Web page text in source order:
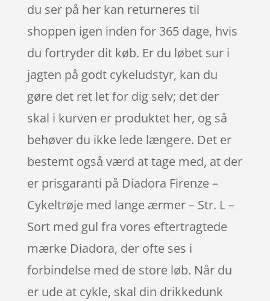
du ser på her kan returneres til
shoppen igen inden for 365 dage, hvis
du fortryder dit køb. Er du løbet sur i
jagten på godt cykeludstyr, kan du
gøre det ret let for dig selv; det der
skal i kurven er produktet her, og så
behøver du ikke lede længere. Det er
bestemt også værd at tage med, at der
er prisgaranti på Diadora Firenze –
Cykeltrøje med lange ærmer – Str. L –
Sort med gul fra vores eftertragtede
mærke Diadora, der ofte ses i
forbindelse med de store løb. Når du
er ude at cykle, skal din drikkedunk